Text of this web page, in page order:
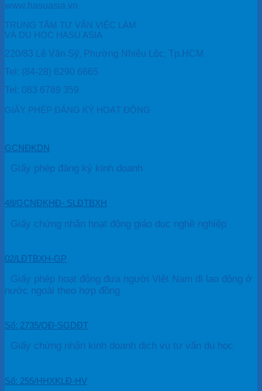
www.hasuasia.vn
TRUNG TÂM TƯ VẤN VIỆC LÀM
VÀ DU HỌC HASU ASIA
220/83 Lê Văn Sỹ, Phường Nhiêu Lộc, Tp.HCM
Tel: (84-28) 6290 6665
Tel: 083 6789 359
GIẤY PHÉP ĐĂNG KÝ HOẠT ĐỘNG
GCNĐKDN
Giấy phép đăng ký kinh doanh
48/GCNĐKHĐ- SLĐTBXH
Giấy chứng nhận hoạt động giáo dục nghề nghiệp
02/LĐTBXH-GP
Giấy phép hoạt động đưa người Việt Nam đi lao động ở
nước ngoài theo hợp đồng
Số: 2735/QĐ-SGDĐT
Giấy chứng nhận kinh doanh dịch vụ tư vấn du học
Số: 255/HHXKLĐ-HV